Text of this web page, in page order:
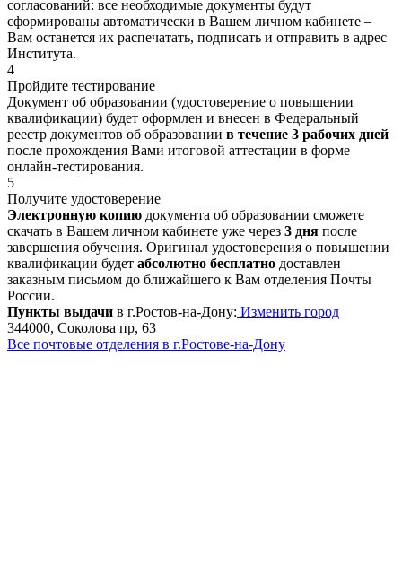
согласований: все необходимые документы будут
сформированы автоматически в Вашем личном кабинете –
Вам останется их распечатать, подписать и отправить в адрес
Института.
4
Пройдите тестирование
Документ об образовании (удостоверение о повышении
квалификации) будет оформлен и внесен в Федеральный
реестр документов об образовании в течение 3 рабочих дней
после прохождения Вами итоговой аттестации в форме
онлайн-тестирования.
5
Получите удостоверение
Электронную копию документа об образовании сможете
скачать в Вашем личном кабинете уже через 3 дня после
завершения обучения. Оригинал удостоверения о повышении
квалификации будет абсолютно бесплатно доставлен
заказным письмом до ближайшего к Вам отделения Почты
России.
Пункты выдачи в г.Ростов-на-Дону: Изменить город
344000, Соколова пр, 63
Все почтовые отделения в г.Ростове-на-Дону